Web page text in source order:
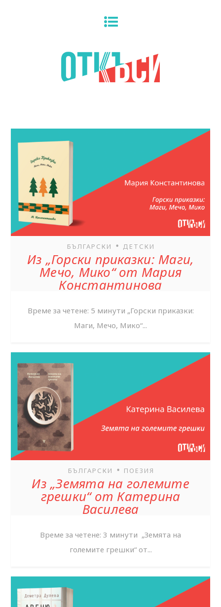
БЪЛГАРСКИ • ДЕТСКИ
Из „Горски приказки: Маги,
Мечо, Мико“ от Мария
Константинова
Време за четене: 5 минути „Горски приказки:
Маги, Мечо, Мико“...
БЪЛГАРСКИ • ПОЕЗИЯ
Из „Земята на големите
грешки“ от Катерина
Василева
Време за четене: 3 минути „Земята на
големите грешки“ от...